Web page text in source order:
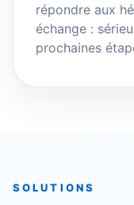
répondre aux
échange :
prochaines
SOLUTIONS